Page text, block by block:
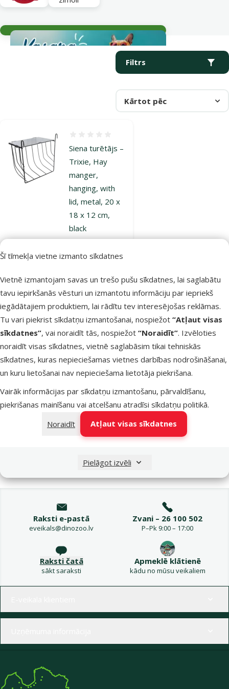
Šī tīmekļa vietne izmanto sīkdatnes
Vietnē izmantojam savas un trešo pušu sīkdatnes, lai saglabātu
tavu iepirkšanās vēsturi un izmantotu informāciju par iepriekš
iegādātajiem produktiem, lai rādītu tev interesējošas reklāmas.
Tu vari piekrist sīkdatņu izmantošanai, nospiežot “Atļaut visas
sīkdatnes”, vai noraidīt tās, nospiežot “Noraidīt”. Izvēloties
noraidīt visas sīkdatnes, vietnē saglabāsim tikai tehniskās
sīkdatnes, kuras nepieciešamas vietnes darbības nodrošināšanai,
un kuru lietošanai nav nepieciešama lietotāja piekrišana.
Vairāk informācijas par sīkdatņu izmantošanu, pārvaldīšanu,
piekrišanas mainīšanu vai atcelšanu atradīsi sīkdatņu politikā.
Noraidīt
Atļaut visas sīkdatnes
Pielāgot izvēli
Filtrs
Kārtot pēc
Produkti kategorijā Barotavas grauzējiem
Siena turētājs –
Trixie, Hay
manger,
hanging, with
lid, metal, 20 x
18 x 12 cm,
black
Noliktavā Pievienot grozam
Siena turētājs –
Trixie, Hay
manger,
hanging, plastic,
Atsauksmes 0%
Cena
4,49 €
Apskatīt
Raksti e-pastā
eveikals@dinozoo.lv
Zvani – 26 100 502
P–Pk 9:00 – 17:00
Raksti čatā
sākt saraksti
Apmeklē klātienē
kādu no mūsu veikaliem